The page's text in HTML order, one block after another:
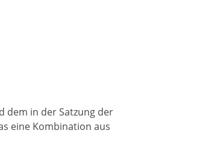
dem in der Satzung der
eine Kombination aus